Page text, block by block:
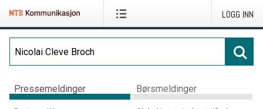
LOGG INN
Pressemeldinger Børsmeldinger